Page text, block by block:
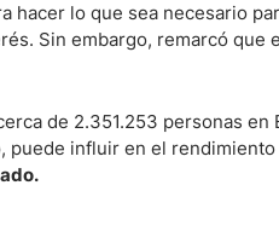
hacer lo que sea necesario
Sin embargo, remarcó que
de 2.351.253 personas en
puede influir en el